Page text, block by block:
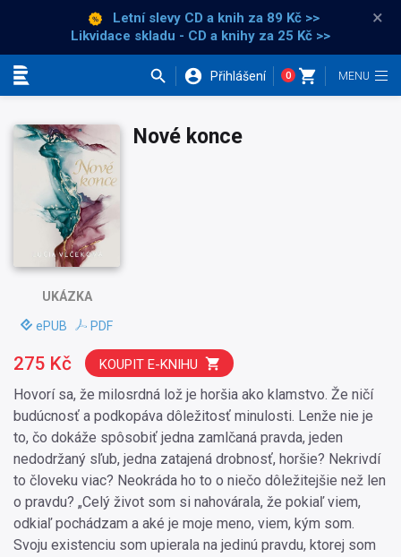
Letní slevy CD a knih za 89 Kč >>
Likvidace skladu - CD a knihy za 25 Kč >>
×
Přihlášení 0
UKÁZKA
ePUB PDF
Nové konce
Hovorí sa, že milosrdná lož je horšia ako klamstvo. Že ničí
budúcnosť a podkopáva dôležitosť minulosti. Lenže nie je
to, čo dokáže spôsobiť jedna zamlčaná pravda, jeden
nedodržaný sľub, jedna zatajená drobnosť, horšie? Nekrivdí
to človeku viac? Neokráda ho to o niečo dôležitejšie než len
o pravdu? „Celý život som si nahovárala, že pokiaľ viem,
odkiaľ pochádzam a aké je moje meno, viem, kým som.
Svoju existenciu som upierala na jedinú pravdu, ktorej som
275 Kč KOUPIT E-KNIHU